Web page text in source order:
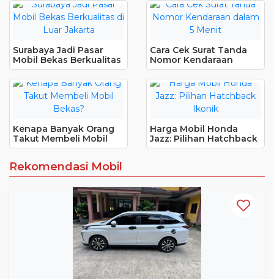
Surabaya Jadi Pasar
Mobil Bekas Berkualitas
di Luar Jakarta
Cara Cek Surat Tanda
Nomor Kendaraan
dalam 5 Menit
Kenapa Banyak Orang
Takut Membeli Mobil
Bekas?
Harga Mobil Honda
Jazz: Pilihan Hatchback
Ikonik
Rekomendasi Mobil